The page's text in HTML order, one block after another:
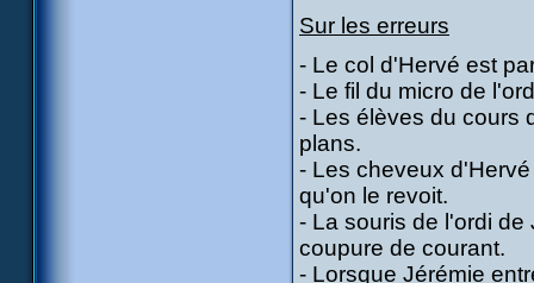
Sur les erreurs
- Le col d'Hervé est
- Le fil du micro de
- Les élèves du cours
plans.
- Les cheveux
qu'on le revoit.
- La souris de l'ordi
coupure de courant.
- Lorsque Jérémie